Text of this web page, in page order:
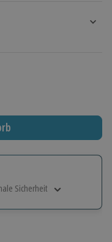
Sicherheit